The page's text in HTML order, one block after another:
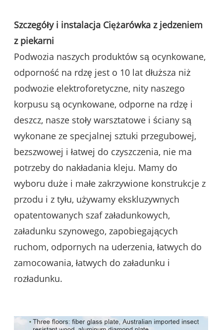
Szczegóły i instalacja Ciężarówka z jedzeniem
z piekarni
Podwozia naszych produktów są ocynkowane,
odporność na rdzę jest o 10 lat dłuższa niż
podwozie elektroforetyczne, nity naszego
korpusu są ocynkowane, odporne na rdzę i
deszcz, nasze stoły warsztatowe i ściany są
wykonane ze specjalnej sztuki przegubowej,
bezszwowej i łatwej do czyszczenia, nie ma
potrzeby do nakładania kleju. Mamy do
wyboru duże i małe zakrzywione konstrukcje z
przodu i z tyłu, używamy ekskluzywnych
opatentowanych szaf załadunkowych,
załadunku szynowego, zapobiegających
ruchom, odpornych na uderzenia, łatwych do
zamocowania, łatwych do załadunku i
rozładunku.